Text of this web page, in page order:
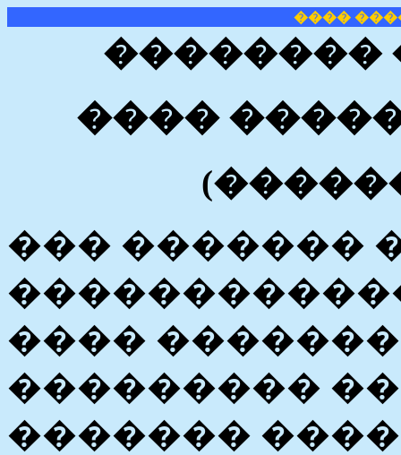
����
��������
����
��� �������
����
���������
�������